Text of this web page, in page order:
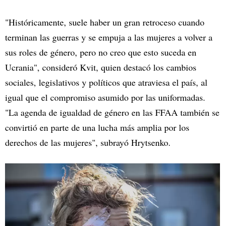
"Históricamente, suele haber un gran retroceso cuando
terminan las guerras y se empuja a las mujeres a volver a
sus roles de género, pero no creo que esto suceda en
Ucrania", consideró Kvit, quien destacó los cambios
sociales, legislativos y políticos que atraviesa el país, al
igual que el compromiso asumido por las uniformadas.
"La agenda de igualdad de género en las FFAA también se
convirtió en parte de una lucha más amplia por los
derechos de las mujeres", subrayó Hrytsenko.